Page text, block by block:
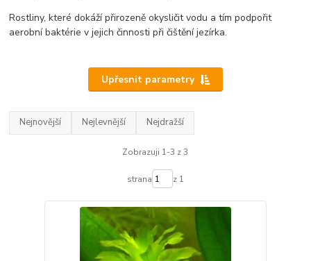
Rostliny, které dokáží přirozeně okysličit vodu a tím podpořit
aerobní baktérie v jejich činnosti při čištění jezírka.
Upřesnit parametry
Nejnovější Nejlevnější Nejdražší
Zobrazuji 1-3 z 3
strana z 1